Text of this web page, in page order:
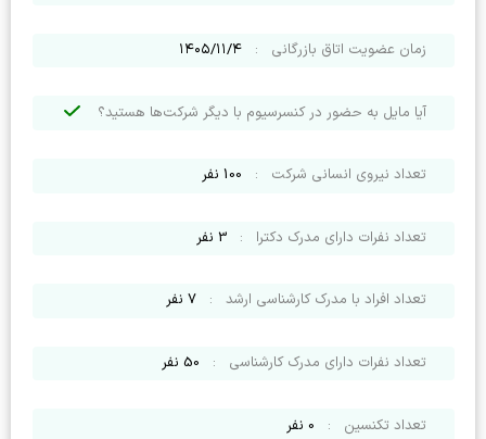
زمان عضویت اتاق بازرگانی :۱۴۰۵/۱۱/۴
آیا مایل به حضور در کنسرسیوم با دیگر شرکت‌ها هستید؟
تعداد نیروی انسانی شرکت :
100 نفر
تعداد نفرات دارای مدرک دکترا :
3 نفر
تعداد افراد با مدرک کارشناسی ارشد :
7 نفر
تعداد نفرات دارای مدرک کارشناسی :
50 نفر
تعداد تکنسین :
0 نفر